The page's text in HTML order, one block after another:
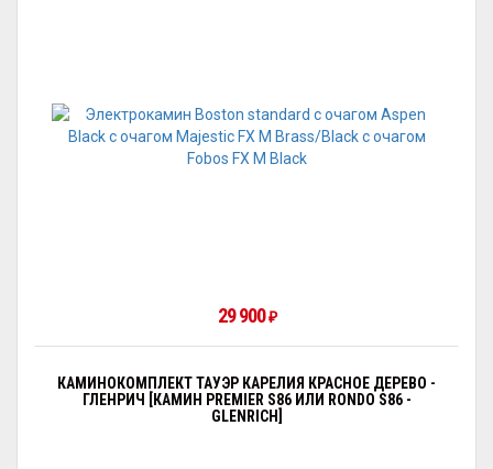
29 900₽
КАМИНОКОМПЛЕКТ ТАУЭР КАРЕЛИЯ КРАСНОЕ ДЕРЕВО -
ГЛЕНРИЧ [КАМИН PREMIER S86 ИЛИ RONDO S86 -
GLENRICH]